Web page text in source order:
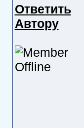
Ответить
Автору